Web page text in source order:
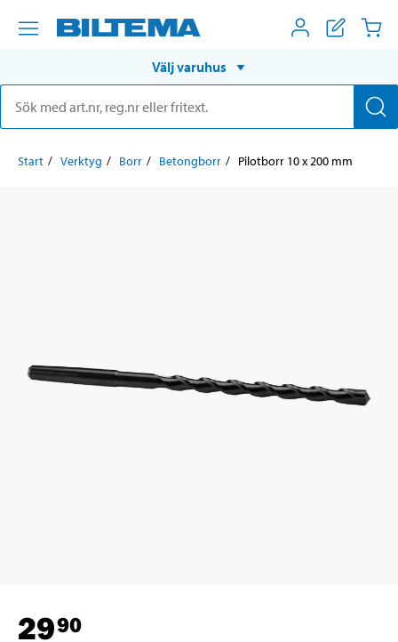
Välj varuhus
Start Verktyg Borr Betongborr Pilotborr 10 x 200 mm
2990